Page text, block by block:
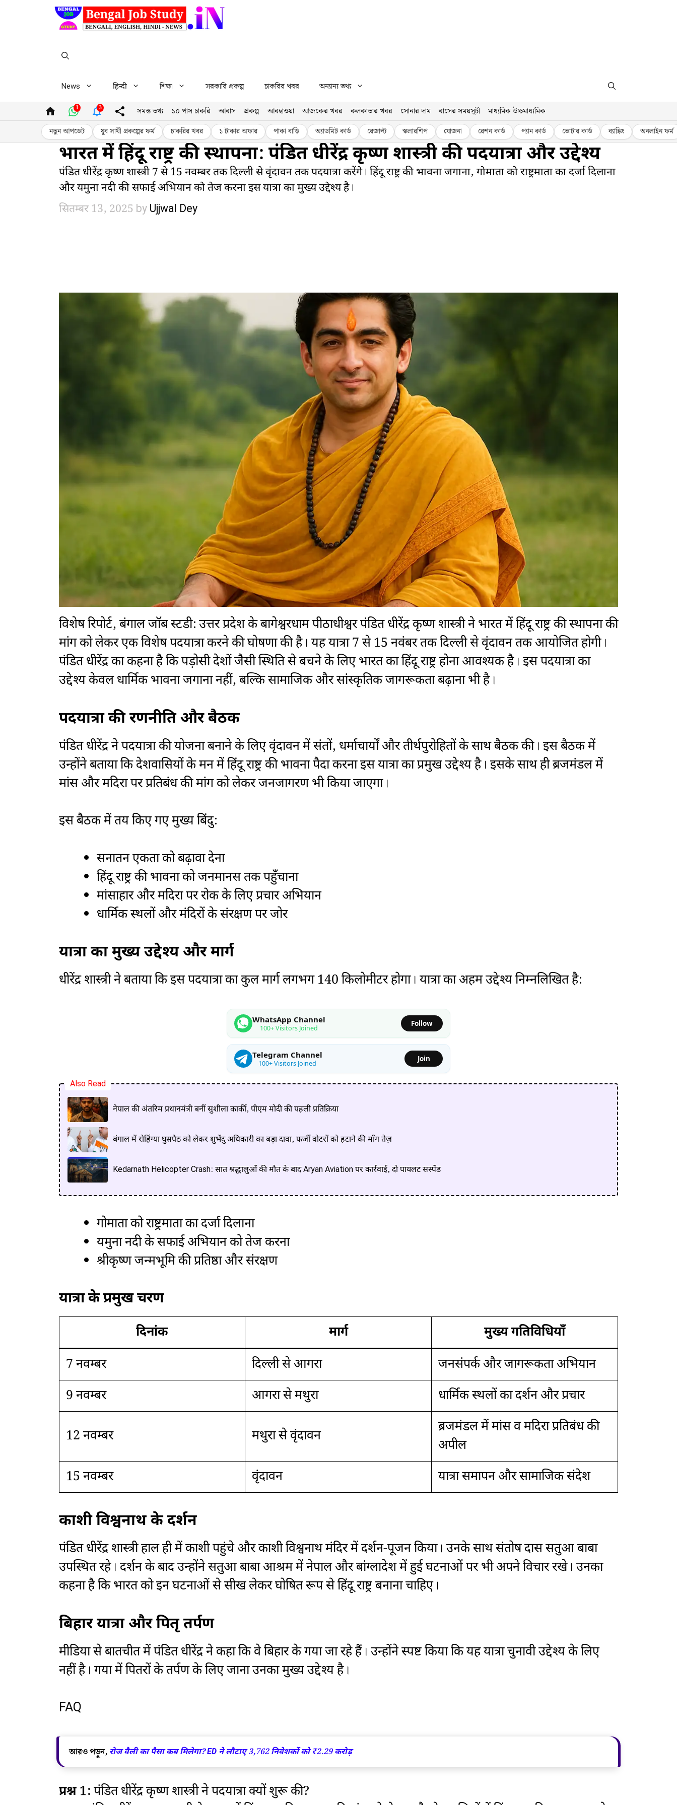
News हिन्दी শিক্ষা সরকারি প্রকল্প চাকরির খবর অন্যান্য তথ্য
1 3 সমস্ত তথ্য ১০ পাস চাকরি আবাস প্রকল্প আবহাওয়া আজকের খবর কলকাতার খবর সোনার দাম বাসের সময়সূচী মাধ্যমিক উচ্চমাধ্যমিক
নতুন আপডেট যুব সাথী প্রকল্পের ফর্ম চাকরির খবর ১ টাকার অফার পাকা বাড়ি অ্যাডমিট কার্ড রেজাল্ট স্কলারশিপ যোজনা রেশন কার্ড প্যান কার্ড ভোটার কার্ড ব্যাঙ্কিং অনলাইন ফর্ম
भारत में हिंदू राष्ट्र की स्थापना: पंडित धीरेंद्र कृष्ण शास्त्री की पदयात्रा और उद्देश्य
पंडित धीरेंद्र कृष्ण शास्त्री 7 से 15 नवम्बर तक दिल्ली से वृंदावन तक पदयात्रा करेंगे। हिंदू राष्ट्र की भावना जगाना, गोमाता को राष्ट्रमाता का दर्जा दिलाना
और यमुना नदी की सफाई अभियान को तेज करना इस यात्रा का मुख्य उद्देश्य है।
सितम्बर 13, 2025 byUjjwal Dey
विशेष रिपोर्ट, बंगाल जॉब स्टडी: उत्तर प्रदेश के बागेश्वरधाम पीठाधीश्वर पंडित धीरेंद्र कृष्ण शास्त्री ने भारत में हिंदू राष्ट्र की स्थापना की
मांग को लेकर एक विशेष पदयात्रा करने की घोषणा की है। यह यात्रा 7 से 15 नवंबर तक दिल्ली से वृंदावन तक आयोजित होगी।
पंडित धीरेंद्र का कहना है कि पड़ोसी देशों जैसी स्थिति से बचने के लिए भारत का हिंदू राष्ट्र होना आवश्यक है। इस पदयात्रा का
उद्देश्य केवल धार्मिक भावना जगाना नहीं, बल्कि सामाजिक और सांस्कृतिक जागरूकता बढ़ाना भी है।
पदयात्रा की रणनीति और बैठक
पंडित धीरेंद्र ने पदयात्रा की योजना बनाने के लिए वृंदावन में संतों, धर्माचार्यों और तीर्थपुरोहितों के साथ बैठक की। इस बैठक में
उन्होंने बताया कि देशवासियों के मन में हिंदू राष्ट्र की भावना पैदा करना इस यात्रा का प्रमुख उद्देश्य है। इसके साथ ही ब्रजमंडल में
मांस और मदिरा पर प्रतिबंध की मांग को लेकर जनजागरण भी किया जाएगा।
इस बैठक में तय किए गए मुख्य बिंदु:
सनातन एकता को बढ़ावा देना
हिंदू राष्ट्र की भावना को जनमानस तक पहुँचाना
मांसाहार और मदिरा पर रोक के लिए प्रचार अभियान
धार्मिक स्थलों और मंदिरों के संरक्षण पर जोर
यात्रा का मुख्य उद्देश्य और मार्ग
धीरेंद्र शास्त्री ने बताया कि इस पदयात्रा का कुल मार्ग लगभग 140 किलोमीटर होगा। यात्रा का अहम उद्देश्य निम्नलिखित है:
WhatsApp Channel
100+ Visitors Joined
Follow
Telegram Channel
100+ Visitors Joined
Join
Also Read
नेपाल की अंतरिम प्रधानमंत्री बनीं सुशीला कार्की, पीएम मोदी की पहली प्रतिक्रिया
बंगाल में रोहिंग्या घुसपैठ को लेकर शुभेंदु अधिकारी का बड़ा दावा, फर्जी वोटरों को हटाने की माँग तेज़
Kedarnath Helicopter Crash: सात श्रद्धालुओं की मौत के बाद Aryan Aviation पर कार्रवाई, दो पायलट सस्पेंड
गोमाता को राष्ट्रमाता का दर्जा दिलाना
यमुना नदी के सफाई अभियान को तेज करना
श्रीकृष्ण जन्मभूमि की प्रतिष्ठा और संरक्षण
यात्रा के प्रमुख चरण
दिनांक मार्ग
मुख्य गतिविधियाँ
7 नवम्बर
दिल्ली से आगरा
जनसंपर्क और जागरूकता अभियान
9 नवम्बर
आगरा से मथुरा
धार्मिक स्थलों का दर्शन और प्रचार
12 नवम्बर
मथुरा से वृंदावन
ब्रजमंडल में मांस व मदिरा प्रतिबंध की
अपील
15 नवम्बर
वृंदावन यात्रा समापन और सामाजिक संदेश
काशी विश्वनाथ के दर्शन
पंडित धीरेंद्र शास्त्री हाल ही में काशी पहुंचे और काशी विश्वनाथ मंदिर में दर्शन-पूजन किया। उनके साथ संतोष दास सतुआ बाबा
उपस्थित रहे। दर्शन के बाद उन्होंने सतुआ बाबा आश्रम में नेपाल और बांग्लादेश में हुई घटनाओं पर भी अपने विचार रखे। उनका
कहना है कि भारत को इन घटनाओं से सीख लेकर घोषित रूप से हिंदू राष्ट्र बनाना चाहिए।
बिहार यात्रा और पितृ तर्पण
मीडिया से बातचीत में पंडित धीरेंद्र ने कहा कि वे बिहार के गया जा रहे हैं। उन्होंने स्पष्ट किया कि यह यात्रा चुनावी उद्देश्य के लिए
नहीं है। गया में पितरों के तर्पण के लिए जाना उनका मुख्य उद्देश्य है।
FAQ
আরও পড়ুন, रोज वैली का पैसा कब मिलेगा? ED ने लौटाए 3,762 निवेशकों को ₹2.29 करोड़
प्रश्न 1:पंडित धीरेंद्र कृष्ण शास्त्री ने पदयात्रा क्यों शुरू की?